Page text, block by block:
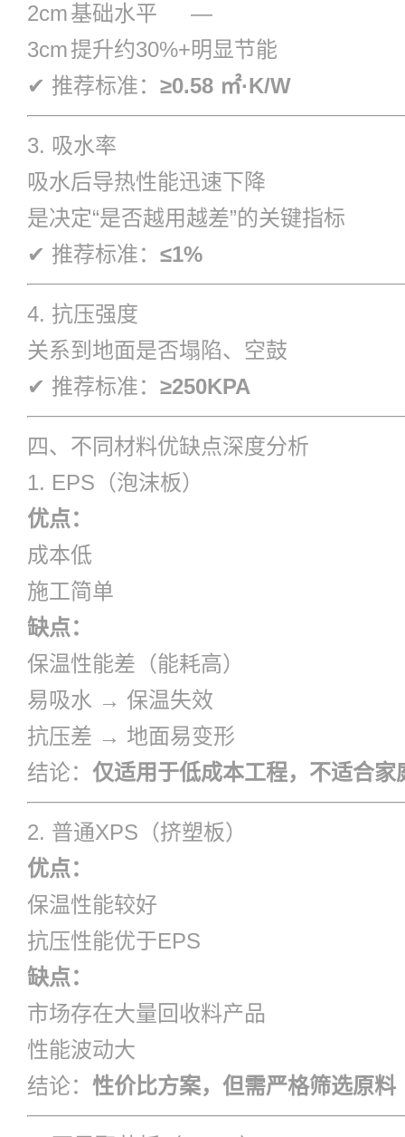
2cm基础水平
—
3cm提升约30%+明显节能
✔ 推荐标准： ≥0.58 ㎡·K/W
3. 吸水率
吸水后导热性能迅速下降
是决定“是否越用越差”的关键指标
✔ 推荐标准： ≤1%
4. 抗压强度
关系到地面是否塌陷、空鼓
✔ 推荐标准： ≥250KPA
四、不同材料优缺点深度分析
1. EPS（泡沫板）
优点：
成本低
施工简单
缺点：
保温性能差（能耗高）
易吸水 → 保温失效
抗压差 → 地面易变形
结论： 仅适用于低成本工程，不适合家
2. 普通XPS（挤塑板）
优点：
保温性能较好
抗压性能优于EPS
缺点：
市场存在大量回收料产品
性能波动大
结论： 性价比方案，但需严格筛选原料